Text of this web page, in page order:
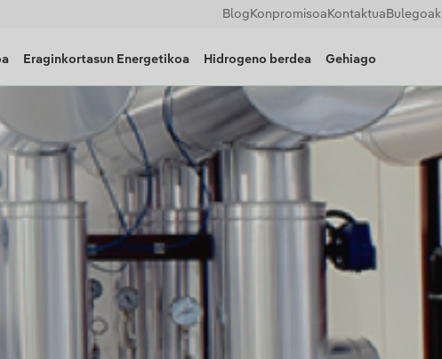
Blog Konpromisoa Kontaktua Bulegoak
Eraginkortasun Energetikoa Hidrogeno berdea Gehiago